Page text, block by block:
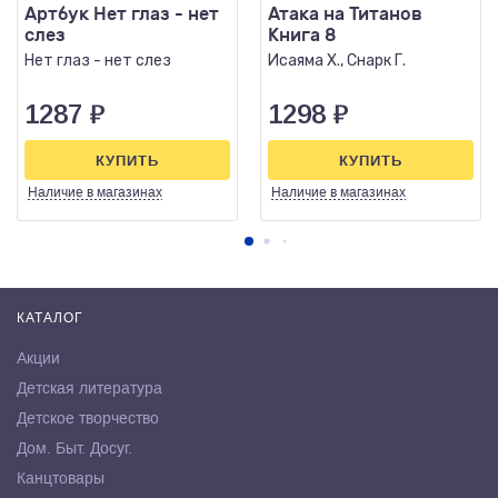
Артбук Нет глаз - нет
слез
Нет глаз - нет слез
1287 ₽
Наличие в магазинах
КУПИТЬ
Атака на Титанов
Книга 8
Исаяма Х., Снарк Г.
1298 ₽
Наличие в магазинах
КУПИТЬ
КАТАЛОГ
Акции
Детская литература
Детское творчество
Дом. Быт. Досуг.
Канцтовары